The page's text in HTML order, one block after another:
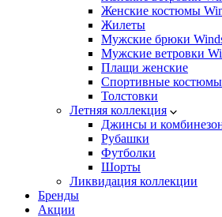
Женские костюмы
Жилеты
Мужские брюки
Мужские ветровки
Плащи женские
Спортивные костюмы
Толстовки
Летняя коллекция
Джинсы и
Рубашки
Футболки
Шорты
Ликвидация коллекции
Бренды
Акции